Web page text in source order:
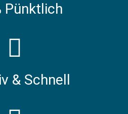
Pünktlich
& Schnell